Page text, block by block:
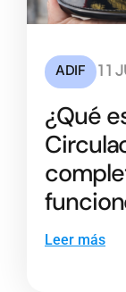
ADIF 11
¿Qué
Leer más